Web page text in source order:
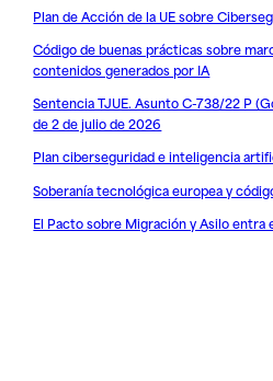
Plan de Acción de la UE sobre
Código de buenas prácticas sobre
contenidos generados por IA
Sentencia TJUE. Asunto C-738/22 P
de 2 de julio de 2026
Plan ciberseguridad e inteligencia
Soberanía tecnológica europea y
El Pacto sobre Migración y Asilo entra